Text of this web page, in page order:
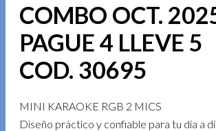
COMBO OCT.
PAGUE 4 LLEVE 5
COD. 30695
MINI KARAOKE RGB 2 MICS
Diseño práctico y confiable para tu día a